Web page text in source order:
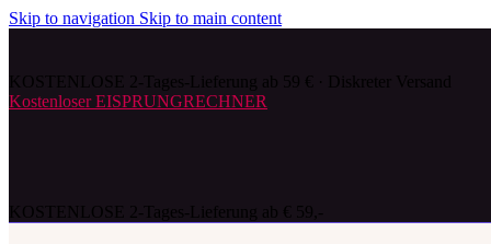
Skip to navigation Skip to main content
Kostenloser EISPRUNGRECHNER